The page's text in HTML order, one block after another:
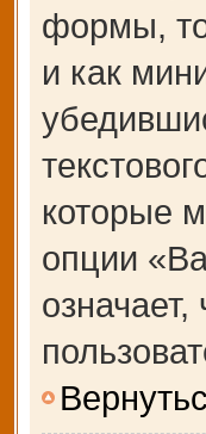
формы,
и как
которые
опции